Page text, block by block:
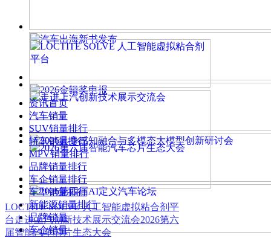
LOCTITE SOLVE 人工智能虚拟粘合剂平
台走进上汽创新技术展示交流会2026第六
届智能汽车芯片生态大会
资讯首页
汽车销量
SUV销量排行
轿车销量排行
MPV销量排行
品牌销量排行
车企销量排行
车型销量排行
新能源销量排行
品牌销量
车企销量